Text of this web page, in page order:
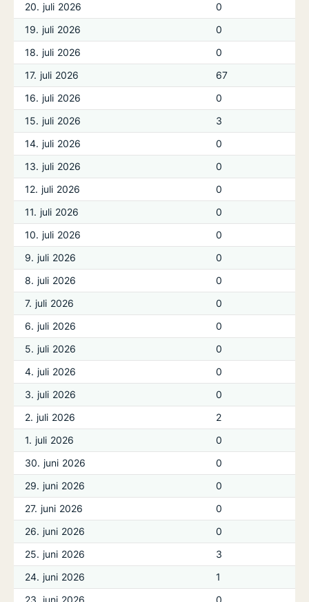
20. juli 2026
0
19. juli 2026
0
18. juli 2026
0
17. juli 2026
67
16. juli 2026
0
15. juli 2026
3
14. juli 2026
0
13. juli 2026
0
12. juli 2026
0
11. juli 2026
0
10. juli 2026
0
9. juli 2026
0
8. juli 2026
0
7. juli 2026
0
6. juli 2026
0
5. juli 2026
0
4. juli 2026
0
3. juli 2026
0
2. juli 2026
2
1. juli 2026
0
30. juni 2026
0
29. juni 2026
0
27. juni 2026
0
26. juni 2026
0
25. juni 2026
3
24. juni 2026
1
23. juni 2026
0